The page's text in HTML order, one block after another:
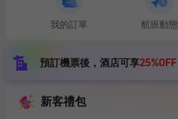
我的訂單 航班動態
預訂機票後， 酒店可享25%OFF
新客禮包